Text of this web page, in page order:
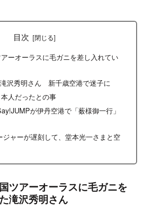
目次
ーオーラスに毛ガニを差し入れてい
沢秀明さん 新千歳空港で迷子に
人だったとの事
が伊丹空港で「薮様御一行」
ャーが遅刻して、堂本光一さまと空
ツアーオーラスに毛ガニを
滝沢秀明さん